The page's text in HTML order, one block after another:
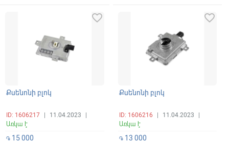
Քսենոնի բլոկ
ID: 1606217 11.04.2023
Առկա է
favorite_border
֏ 15 000
Քսենոնի բլոկ
ID: 1606216 11.04.2023
Առկա է
favorite_border
֏13 000